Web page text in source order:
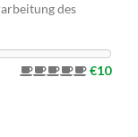
des
€10